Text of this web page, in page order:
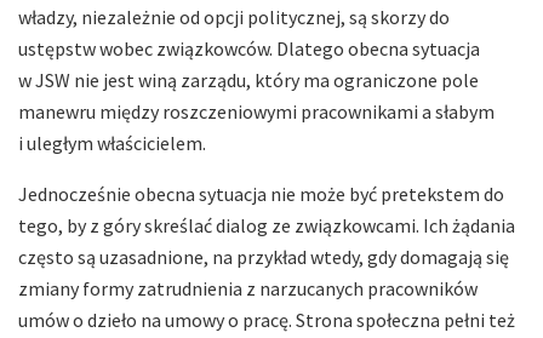
władzy, niezależnie od opcji politycznej, są skorzy do
ustępstw wobec związkowców. Dlatego obecna sytuacja
w JSW nie jest winą zarządu, który ma ograniczone pole
manewru między roszczeniowymi pracownikami a słabym
i uległym właścicielem.
Jednocześnie obecna sytuacja nie może być pretekstem do
tego, by z góry skreślać dialog ze związkowcami. Ich żądania
często są uzasadnione, na przykład wtedy, gdy domagają się
zmiany formy zatrudnienia z narzucanych pracowników
umów o dzieło na umowy o pracę. Strona społeczna pełni też